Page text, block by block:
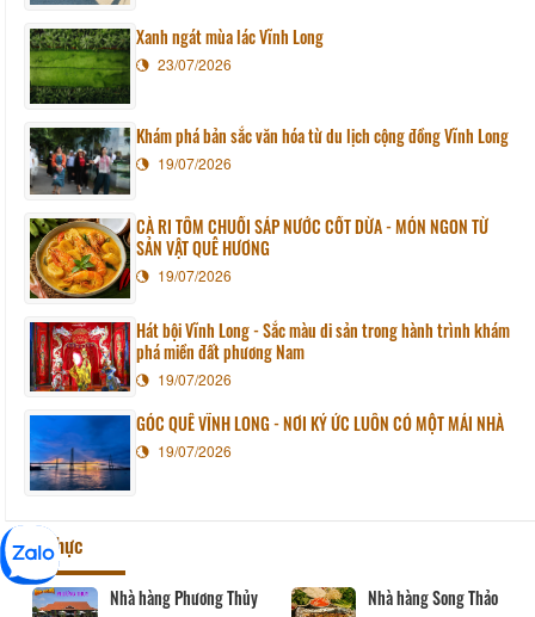
Xanh ngát mùa lác Vĩnh Long
23/07/2026
Khám phá bản sắc văn hóa từ du lịch cộng đồng Vĩnh Long
19/07/2026
CÀ RI TÔM CHUỐI SÁP NƯỚC CỐT DỪA - MÓN NGON TỪ
SẢN VẬT QUÊ HƯƠNG
19/07/2026
Hát bội Vĩnh Long - Sắc màu di sản trong hành trình khám
phá miền đất phương Nam
19/07/2026
GÓC QUÊ VĨNH LONG - NƠI KÝ ỨC LUÔN CÓ MỘT MÁI NHÀ
19/07/2026
Ẩm thực
Nhà hàng Phương Thủy Nhà hàng Song Thảo